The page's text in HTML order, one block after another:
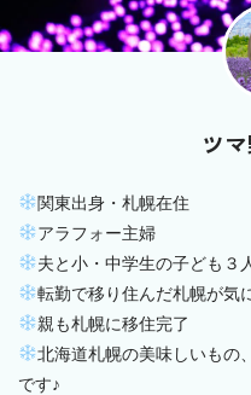
ツ
関東出身・札幌在住
アラフォー主婦
夫と小・中学生の子ども３
転勤で移り住んだ札幌が気
親も札幌に移住完了
北海道札幌の美味しいもの
です♪